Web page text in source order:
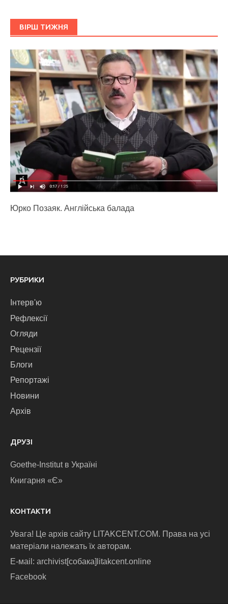
ВІРШ ТИЖНЯ
Юрко Позаяк. Англійська балада
РУБРИКИ
Інтерв'ю
Рефлексії
Огляди
Рецензії
Блоги
Репортажі
Новини
Архів
ДРУЗІ
Goethe-Institut в Україні
Книгарня «Є»
КОНТАКТИ
Увага! Це архів сайту LITAKCENT.COM. Права на усі
матеріали належать їх авторам.
E-маіl: archivist[собака]litakcent.online
Facebook